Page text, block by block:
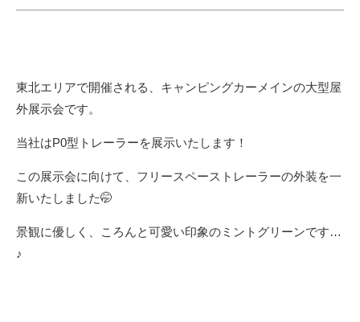
東北エリアで開催される、キャンピングカーメインの大型屋
外展示会です。
当社はP0型トレーラーを展示いたします！
この展示会に向けて、フリースペーストレーラーの外装を一
新いたしました🤭
景観に優しく、ころんと可愛い印象のミントグリーンです…
♪